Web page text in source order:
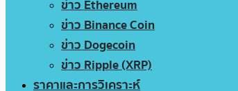
ข่าว Ethereum
ข่าว Binance Coin
ข่าว Dogecoin
ข่าว Ripple (XRP)
ราคาและการวิเคราะห์